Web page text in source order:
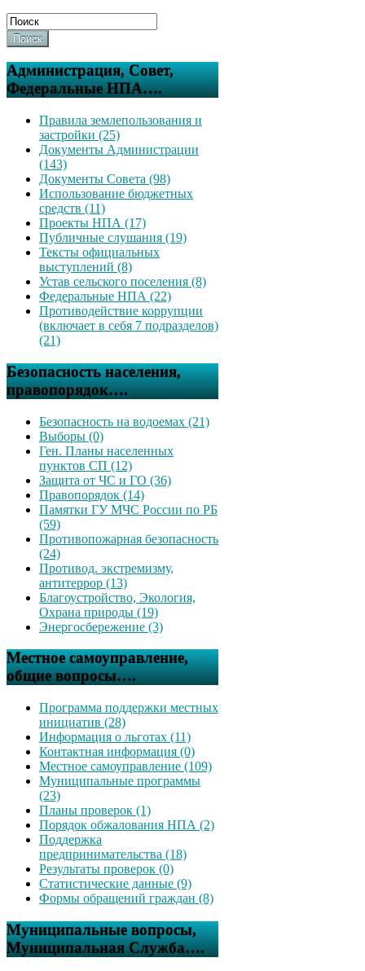
Поиск
Администрация, Совет,
Федеральные НПА….
Правила землепользования и
застройки (25)
Документы Администрации
(143)
Документы Совета (98)
Использование бюджетных
средств (11)
Проекты НПА (17)
Публичные слушания (19)
Тексты официальных
выступлений (8)
Устав сельского поселения (8)
Федеральные НПА (22)
Противодействие коррупции
(включает в себя 7 подразделов)
(21)
Безопасность населения,
правопорядок….
Безопасность на водоемах (21)
Выборы (0)
Ген. Планы населенных
пунктов СП (12)
Защита от ЧС и ГО (36)
Правопорядок (14)
Памятки ГУ МЧС России по РБ
(59)
Противопожарная безопасность
(24)
Противод. экстремизму,
антитеррор (13)
Благоустройство, Экология,
Охрана природы (19)
Энергосбережение (3)
Местное самоуправление,
общие вопросы….
Программа поддержки местных
инициатив (28)
Информация о льготах (11)
Контактная информация (0)
Местное самоуправление (109)
Муниципальные программы
(23)
Планы проверок (1)
Порядок обжалования НПА (2)
Поддержка
предпринимательства (18)
Результаты проверок (0)
Статистические данные (9)
Формы обращений граждан (8)
Муниципальные вопросы,
Муниципальная Служба….